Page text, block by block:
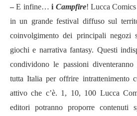
– E infine…i Campfire! Lucca
in un grande festival diffuso sul
coinvolgimento dei principali negozi
giochi e narrativa fantasy. Questi
condividono le passioni
tutta Italia per offrire intrattenimento
attivo che c’è. 1, 10, 100 Lucca
editori potranno proporre contenuti